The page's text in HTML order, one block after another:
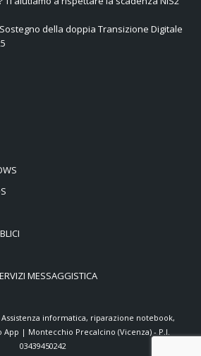
della doppia Transizione Digitale
MESSAGGISTICA
Assistenza informatica, riparazione notebook,
| Montecchio Precalcino (Vicenza) - P.I.
03439450242